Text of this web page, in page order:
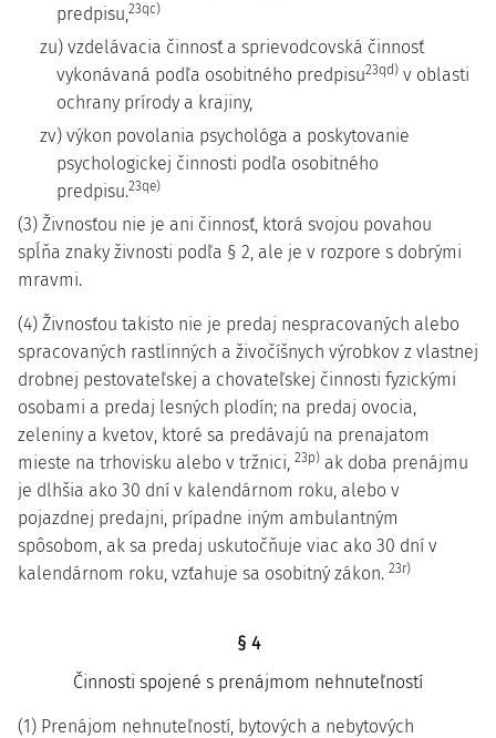
predpisu,23qc)
zu) vzdelávacia činnosť a sprievodcovská činnosť
vykonávaná podľa osobitného predpisu23qd) v oblasti
ochrany prírody a krajiny,
zv) výkon povolania psychológa a poskytovanie
psychologickej činnosti podľa osobitného
predpisu.23qe)
(3) Živnosťou nie je ani činnosť, ktorá svojou povahou
spĺňa znaky živnosti podľa § 2, ale je v rozpore s dobrými
mravmi.
(4) Živnosťou takisto nie je predaj nespracovaných alebo
spracovaných rastlinných a živočíšnych výrobkov z vlastnej
drobnej pestovateľskej a chovateľskej činnosti fyzickými
osobami a predaj lesných plodín; na predaj ovocia,
zeleniny a kvetov, ktoré sa predávajú na prenajatom
mieste na trhovisku alebo v tržnici, 23p) ak doba prenájmu
je dlhšia ako 30 dní v kalendárnom roku, alebo v
pojazdnej predajni, prípadne iným ambulantným
spôsobom, ak sa predaj uskutočňuje viac ako 30 dní v
kalendárnom roku, vzťahuje sa osobitný zákon. 23r)
§ 4
Činnosti spojené s prenájmom nehnuteľností
(1) Prenájom nehnuteľností, bytových a nebytových